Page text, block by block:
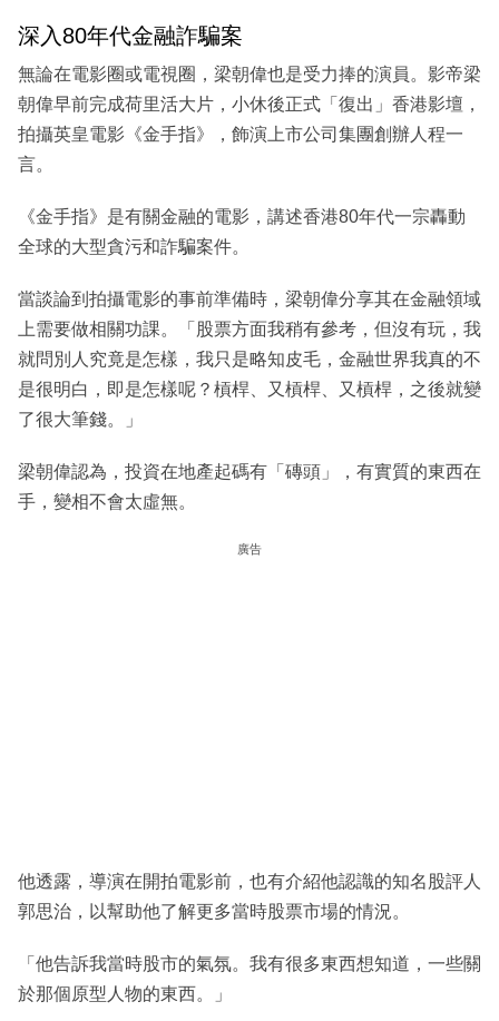
深入80年代金融詐騙案
無論在電影圈或電視圈，梁朝偉也是受力捧的演員。影帝梁
朝偉早前完成荷里活大片，小休後正式「復出」香港影壇，
拍攝英皇電影《金手指》，飾演上市公司集團創辦人程一
言。
《金手指》是有關金融的電影，講述香港80年代一宗轟動
全球的大型貪污和詐騙案件。
當談論到拍攝電影的事前準備時，梁朝偉分享其在金融領域
上需要做相關功課。「股票方面我稍有參考，但沒有玩，我
就問別人究竟是怎樣，我只是略知皮毛，金融世界我真的不
是很明白，即是怎樣呢？槓桿、又槓桿、又槓桿，之後就變
了很大筆錢。」
梁朝偉認為，投資在地產起碼有「磚頭」，有實質的東西在
手，變相不會太虛無。
廣告
他透露，導演在開拍電影前，也有介紹他認識的知名股評人
郭思治，以幫助他了解更多當時股票市場的情況。
「他告訴我當時股市的氣氛。我有很多東西想知道，一些關
於那個原型人物的東西。」